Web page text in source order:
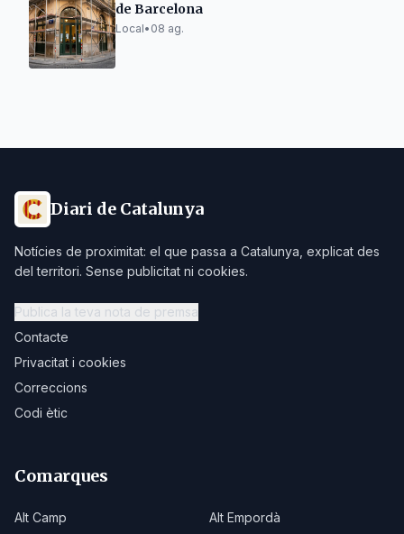
de Barcelona
Local• 08 ag.
Diari de Catalunya
Notícies de proximitat: el que passa a Catalunya, explicat des
del territori. Sense publicitat ni cookies.
Publica la teva nota de premsa
Contacte
Privacitat i cookies
Correccions
Codi ètic
Comarques
Alt Camp
Alt Empordà